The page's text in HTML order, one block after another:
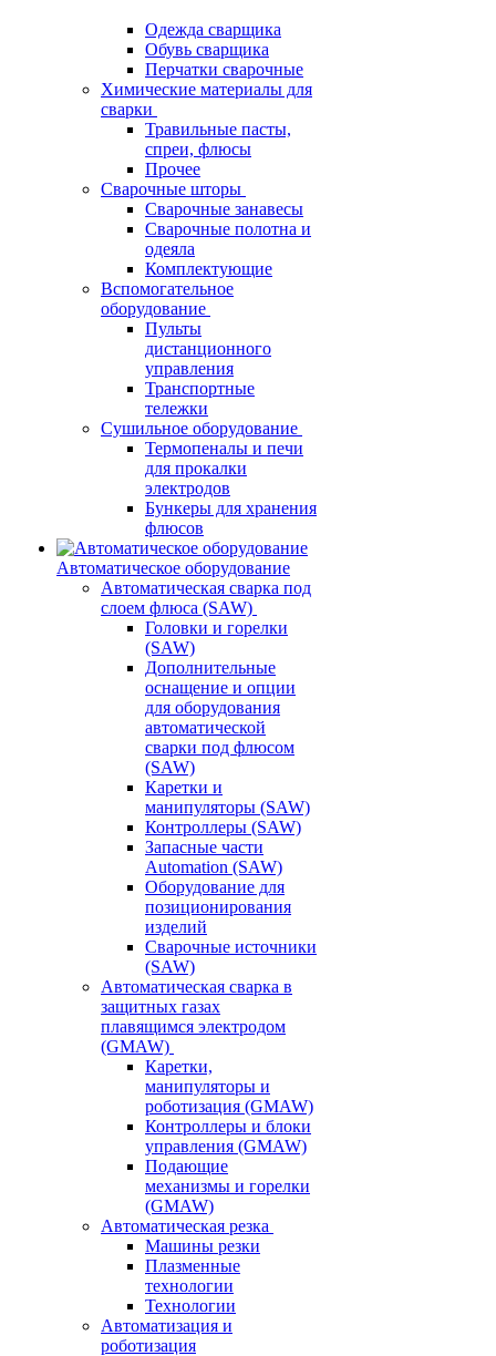
Одежда сварщика
Обувь сварщика
Перчатки сварочные
Химические материалы для
сварки
Травильные пасты,
спреи, флюсы
Прочее
Сварочные шторы
Сварочные занавесы
Сварочные полотна и
одеяла
Комплектующие
Вспомогательное
оборудование
Пульты
дистанционного
управления
Транспортные
тележки
Сушильное оборудование
Термопеналы и печи
для прокалки
электродов
Бункеры для хранения
флюсов
Автоматическое оборудование
Автоматическая сварка под
слоем флюса (SAW)
Головки и горелки
(SAW)
Дополнительные
оснащение и опции
для оборудования
автоматической
сварки под флюсом
(SAW)
Каретки и
манипуляторы (SAW)
Контроллеры (SAW)
Запасные части
Automation (SAW)
Оборудование для
позиционирования
изделий
Сварочные источники
(SAW)
Автоматическая сварка в
защитных газах
плавящимся электродом
(GMAW)
Каретки,
манипуляторы и
роботизация (GMAW)
Контроллеры и блоки
управления (GMAW)
Подающие
механизмы и горелки
(GMAW)
Автоматическая резка
Машины резки
Плазменные
технологии
Технологии
Автоматизация и
роботизация